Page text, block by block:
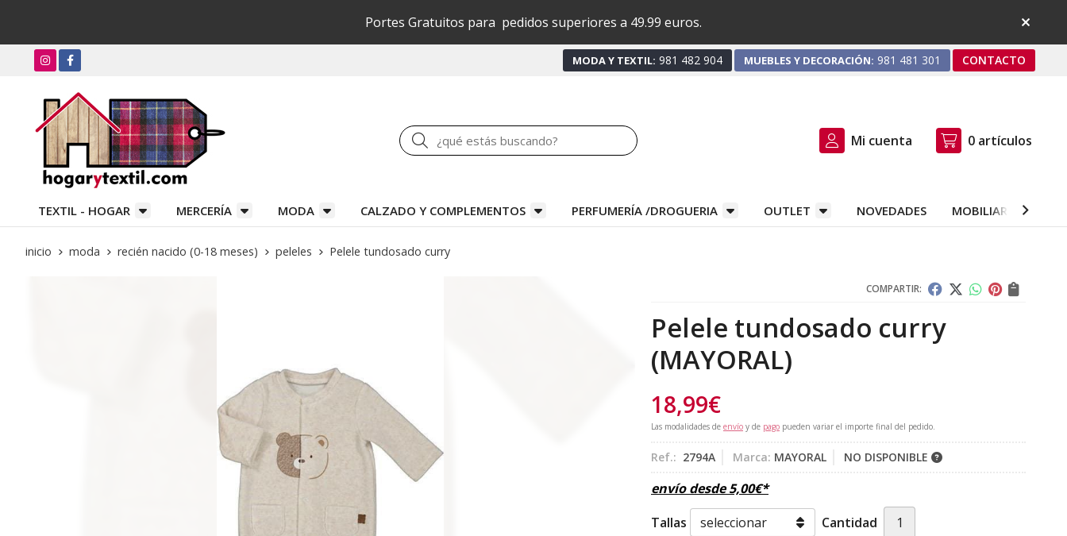
Portes Gratuitos para pedidos superiores a 49.99 euros.
MODA Y TEXTIL: 981 482 904 MUEBLES Y DECORACIÓN: 981 481 301 CONTACTO
Buscar Mi cuenta 0 artículos
TEXTIL - HOGAR MERCERÍA MODA CALZADO Y COMPLEMENTOS PERFUMERÍA /DROGUERIA OUTLET NOVEDADES MOBILIARIO Y
inicio moda recién nacido (0-18 meses) peleles Pelele tundosado curry
COMPARTIR:
Pelele tundosado curry
(MAYORAL)
18,99€
Las modalidades de envío y de pago pueden variar el importe final del pedido.
Ref.: 2794A Marca: MAYORAL NO DISPONIBLE
envío desde5,00€*
Tallas
Cantidad